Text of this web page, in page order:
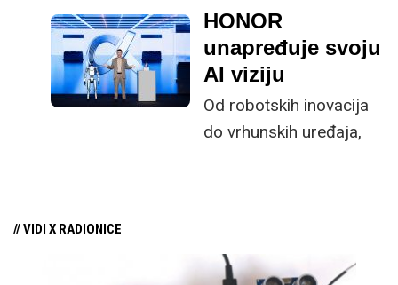
koja će vas pratiti
godinama.
provjerenim Samsung
potpisom, novi S26+ je
jednostavan odabir za
većinu korisnika.
HONOR
unapređuje svoju
AI viziju
Od robotskih inovacija
do vrhunskih uređaja,
// VIDI X RADIONICE